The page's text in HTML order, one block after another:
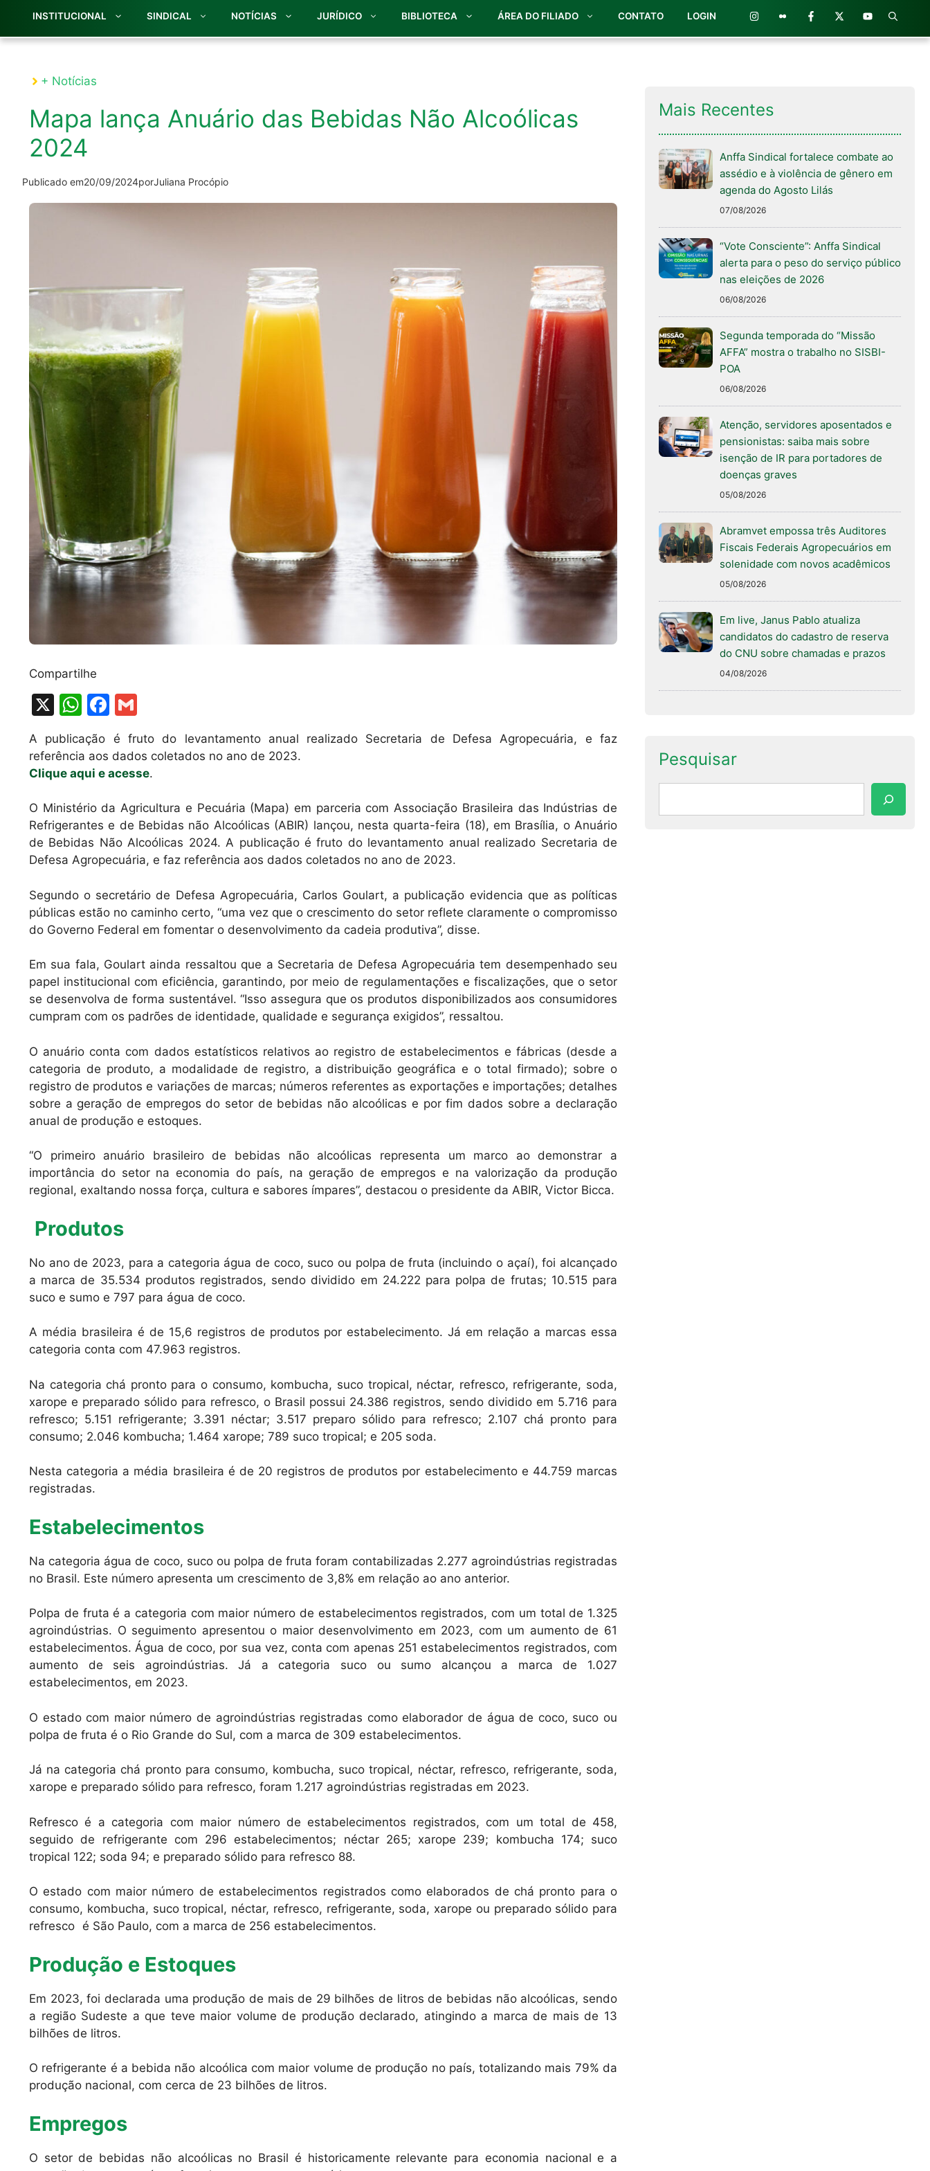
INSTITUCIONAL SINDICAL NOTÍCIAS JURÍDICO BIBLIOTECA ÁREA DO FILIADO CONTATO LOGIN
+ Notícias
Mapa lança Anuário das Bebidas Não Alcoólicas
2024
Publicado em20/09/2024porJuliana Procópio
Compartilhe
X
W
h
at
s
p
p
F
a
c
e
o
o
k
ai
l
A publicação é fruto do levantamento anual realizado Secretaria de Defesa Agropecuária, e faz
referência aos dados coletados no ano de 2023.
Clique aqui e acesse.
O Ministério da Agricultura e Pecuária (Mapa) em parceria com Associação Brasileira das Indústrias de
Refrigerantes e de Bebidas não Alcoólicas (ABIR) lançou, nesta quarta-feira (18), em Brasília, o Anuário
de Bebidas Não Alcoólicas 2024. A publicação é fruto do levantamento anual realizado Secretaria de
Defesa Agropecuária, e faz referência aos dados coletados no ano de 2023.
Segundo o secretário de Defesa Agropecuária, Carlos Goulart, a publicação evidencia que as políticas
públicas estão no caminho certo, “uma vez que o crescimento do setor reflete claramente o compromisso
do Governo Federal em fomentar o desenvolvimento da cadeia produtiva”, disse.
Em sua fala, Goulart ainda ressaltou que a Secretaria de Defesa Agropecuária tem desempenhado seu
papel institucional com eficiência, garantindo, por meio de regulamentações e fiscalizações, que o setor
se desenvolva de forma sustentável. “Isso assegura que os produtos disponibilizados aos consumidores
cumpram com os padrões de identidade, qualidade e segurança exigidos”, ressaltou.
O anuário conta com dados estatísticos relativos ao registro de estabelecimentos e fábricas (desde a
categoria de produto, a modalidade de registro, a distribuição geográfica e o total firmado); sobre o
registro de produtos e variações de marcas; números referentes as exportações e importações; detalhes
sobre a geração de empregos do setor de bebidas não alcoólicas e por fim dados sobre a declaração
anual de produção e estoques.
“O primeiro anuário brasileiro de bebidas não alcoólicas representa um marco ao demonstrar a
importância do setor na economia do país, na geração de empregos e na valorização da produção
regional, exaltando nossa força, cultura e sabores ímpares”, destacou o presidente da ABIR, Victor Bicca.
Produtos
No ano de 2023, para a categoria água de coco, suco ou polpa de fruta (incluindo o açaí), foi alcançado
a marca de 35.534 produtos registrados, sendo dividido em 24.222 para polpa de frutas; 10.515 para
suco e sumo e 797 para água de coco.
A média brasileira é de 15,6 registros de produtos por estabelecimento. Já em relação a marcas essa
categoria conta com 47.963 registros.
Na categoria chá pronto para o consumo, kombucha, suco tropical, néctar, refresco, refrigerante, soda,
xarope e preparado sólido para refresco, o Brasil possui 24.386 registros, sendo dividido em 5.716 para
refresco; 5.151 refrigerante; 3.391 néctar; 3.517 preparo sólido para refresco; 2.107 chá pronto para
consumo; 2.046 kombucha; 1.464 xarope; 789 suco tropical; e 205 soda.
Nesta categoria a média brasileira é de 20 registros de produtos por estabelecimento e 44.759 marcas
registradas.
Estabelecimentos
Na categoria água de coco, suco ou polpa de fruta foram contabilizadas 2.277 agroindústrias registradas
no Brasil. Este número apresenta um crescimento de 3,8% em relação ao ano anterior.
Polpa de fruta é a categoria com maior número de estabelecimentos registrados, com um total de 1.325
agroindústrias. O seguimento apresentou o maior desenvolvimento em 2023, com um aumento de 61
estabelecimentos. Água de coco, por sua vez, conta com apenas 251 estabelecimentos registrados, com
aumento de seis agroindústrias. Já a categoria suco ou sumo alcançou a marca de 1.027
estabelecimentos, em 2023.
O estado com maior número de agroindústrias registradas como elaborador de água de coco, suco ou
polpa de fruta é o Rio Grande do Sul, com a marca de 309 estabelecimentos.
Já na categoria chá pronto para consumo, kombucha, suco tropical, néctar, refresco, refrigerante, soda,
xarope e preparado sólido para refresco, foram 1.217 agroindústrias registradas em 2023.
Refresco é a categoria com maior número de estabelecimentos registrados, com um total de 458,
seguido de refrigerante com 296 estabelecimentos; néctar 265; xarope 239; kombucha 174; suco
tropical 122; soda 94; e preparado sólido para refresco 88.
O estado com maior número de estabelecimentos registrados como elaborados de chá pronto para o
consumo, kombucha, suco tropical, néctar, refresco, refrigerante, soda, xarope ou preparado sólido para
refresco é São Paulo, com a marca de 256 estabelecimentos.
Produção e Estoques
Em 2023, foi declarada uma produção de mais de 29 bilhões de litros de bebidas não alcoólicas, sendo
a região Sudeste a que teve maior volume de produção declarado, atingindo a marca de mais de 13
bilhões de litros.
O refrigerante é a bebida não alcoólica com maior volume de produção no país, totalizando mais 79% da
produção nacional, com cerca de 23 bilhões de litros.
Empregos
O setor de bebidas não alcoólicas no Brasil é historicamente relevante para economia nacional e a
Mais Recentes
Anffa Sindical fortalece combate ao
assédio e à violência de gênero em
agenda do Agosto Lilás
07/08/2026
“Vote Consciente”: Anffa Sindical
alerta para o peso do serviço público
nas eleições de 2026
06/08/2026
Segunda temporada do “Missão
AFFA” mostra o trabalho no SISBI-
POA
06/08/2026
Atenção, servidores aposentados e
pensionistas: saiba mais sobre
isenção de IR para portadores de
doenças graves
05/08/2026
Abramvet empossa três Auditores
Fiscais Federais Agropecuários em
solenidade com novos acadêmicos
05/08/2026
Em live, Janus Pablo atualiza
candidatos do cadastro de reserva
do CNU sobre chamadas e prazos
04/08/2026
Pesquisar